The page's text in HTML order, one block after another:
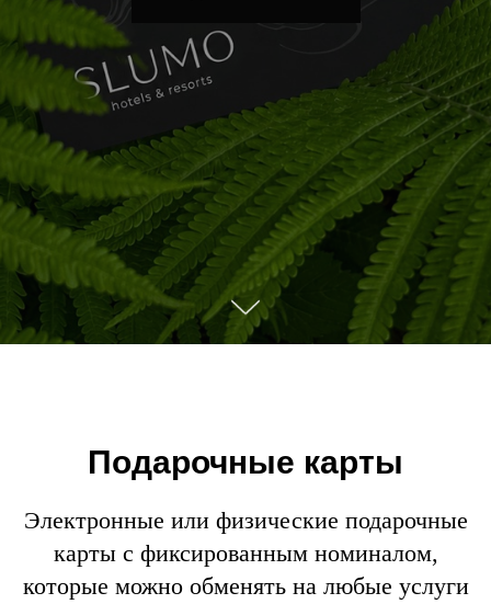
Подарочные карты
Электронные или физические подарочные
карты с фиксированным номиналом,
которые можно обменять на любые услуги